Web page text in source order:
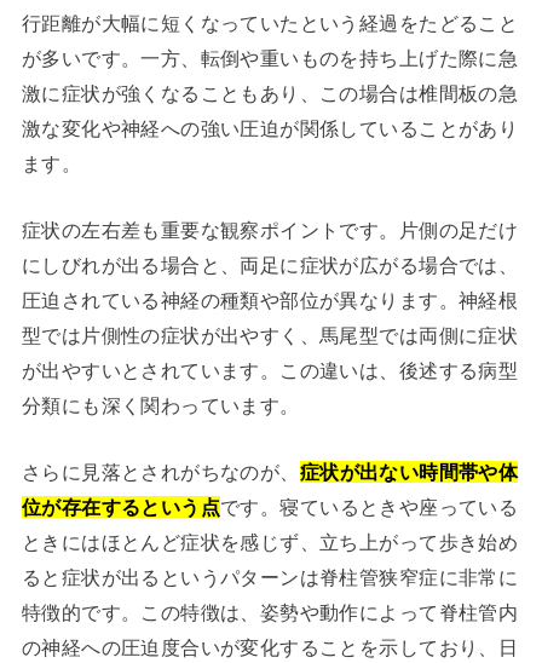
行距離が大幅に短くなっていたという経過をたどること
が多いです。一方、転倒や重いものを持ち上げた際に急
激に症状が強くなることもあり、この場合は椎間板の急
激な変化や神経への強い圧迫が関係していることがあり
ます。
症状の左右差も重要な観察ポイントです。片側の足だけ
にしびれが出る場合と、両足に症状が広がる場合では、
圧迫されている神経の種類や部位が異なります。神経根
型では片側性の症状が出やすく、馬尾型では両側に症状
が出やすいとされています。この違いは、後述する病型
分類にも深く関わっています。
さらに見落とされがちなのが、 症状が出ない時間帯や体
位が存在するという点です。寝ているときや座っている
ときにはほとんど症状を感じず、立ち上がって歩き始め
ると症状が出るというパターンは脊柱管狭窄症に非常に
特徴的です。この特徴は、姿勢や動作によって脊柱管内
の神経への圧迫度合いが変化することを示しており、日